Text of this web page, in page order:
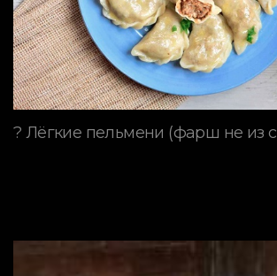
? Лёгкие пельмени (фарш не из